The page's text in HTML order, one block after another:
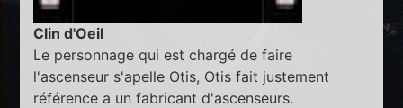
Clin d'Oeil
Le personnage qui est chargé de faire
l'ascenseur s'apelle Otis, Otis fait justement
référence a un fabricant d'ascenseurs.